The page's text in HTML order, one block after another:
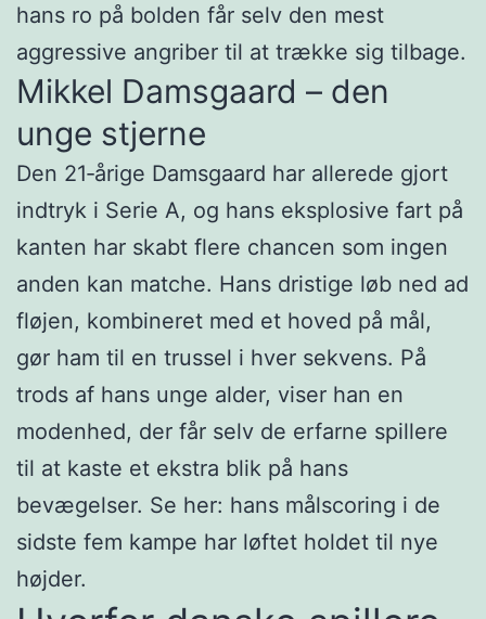
hans ro på bolden får selv den mest
aggressive angriber til at trække sig tilbage.
Mikkel Damsgaard – den
unge stjerne
Den 21‑årige Damsgaard har allerede gjort
indtryk i Serie A, og hans eksplosive fart på
kanten har skabt flere chancen som ingen
anden kan matche. Hans dristige løb ned ad
fløjen, kombineret med et hoved på mål,
gør ham til en trussel i hver sekvens. På
trods af hans unge alder, viser han en
modenhed, der får selv de erfarne spillere
til at kaste et ekstra blik på hans
bevægelser. Se her: hans målscoring i de
sidste fem kampe har løftet holdet til nye
højder.